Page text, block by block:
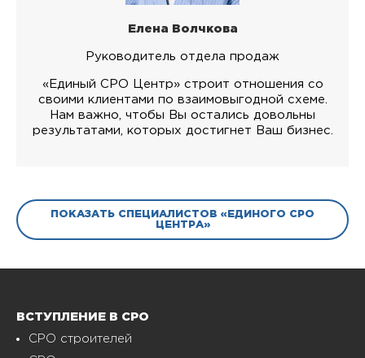
Елена Волчкова
Руководитель отдела продаж
«Единый СРО Центр» строит отношения со
своими клиентами по взаимовыгодной схеме.
Нам важно, чтобы Вы остались довольны
результатами, которых достигнет Ваш бизнес.
ПОКАЗАТЬ СПЕЦИАЛИСТОВ «ЕДИНОГО СРО
ЦЕНТРА»
ВСТУПЛЕНИЕ В СРО
СРО строителей